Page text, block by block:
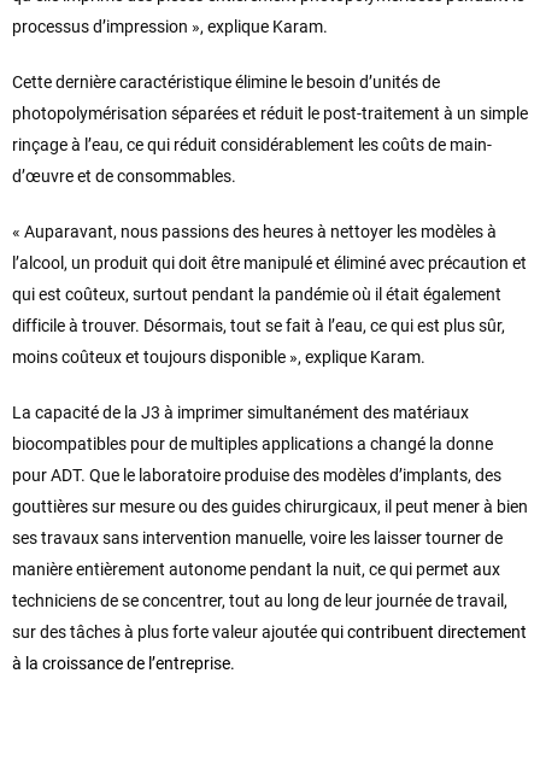
processus d’impression », explique Karam.
Cette dernière caractéristique élimine le besoin d’unités de
photopolymérisation séparées et réduit le post-traitement à un simple
rinçage à l’eau, ce qui réduit considérablement les coûts de main-
d’œuvre et de consommables.
« Auparavant, nous passions des heures à nettoyer les modèles à
l’alcool, un produit qui doit être manipulé et éliminé avec précaution et
qui est coûteux, surtout pendant la pandémie où il était également
difficile à trouver. Désormais, tout se fait à l’eau, ce qui est plus sûr,
moins coûteux et toujours disponible », explique Karam.
La capacité de la J3 à imprimer simultanément des matériaux
biocompatibles pour de multiples applications a changé la donne
pour ADT. Que le laboratoire produise des modèles d’implants, des
gouttières sur mesure ou des guides chirurgicaux, il peut mener à bien
ses travaux sans intervention manuelle, voire les laisser tourner de
manière entièrement autonome pendant la nuit, ce qui permet aux
techniciens de se concentrer, tout au long de leur journée de travail,
sur des tâches à plus forte valeur ajoutéequi contribuent directement
à la croissance de l’entreprise.